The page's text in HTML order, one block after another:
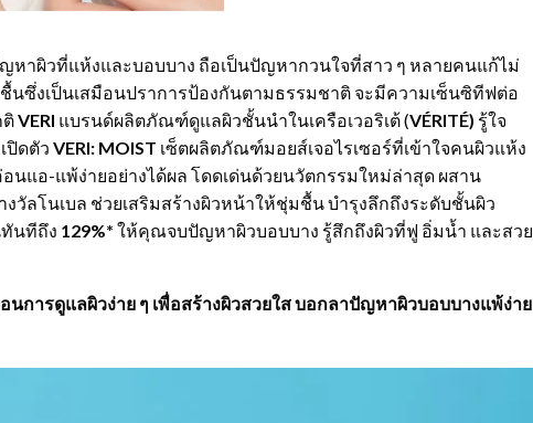
หาผิวที่แห้งและบอบบาง ถือเป็นปัญหากวนใจที่สาว ๆ หลายคนแก้ไม่
ซึ่งเป็นเสมือนปราการป้องกันตามธรรมชาติ จะมีความเซ็นซิทีฟต่อ
ติVERI แบรนด์ผลิตภัณฑ์ดูแลผิวชั้นนำในเครือเวอริเต้ (VÉRITÉ) รู้ใจ
ปิดตัว VERI: MOIST เซ็ตผลิตภัณฑ์มอยส์เจอไรเซอร์ที่เข้าใจคนผิวแห้ง
นแอ-แพ้ง่ายอย่างได้ผล โดดเด่นด้วยนวัตกรรมใหม่ล่าสุด ผสาน
งวัลโนเบล ช่วยเสริมสร้างผิวหน้าให้ชุ่มชื้น บำรุงลึกถึงระดับชั้นผิว
นทีถึง 129%* ให้คุณจบปัญหาผิวบอบบาง รู้สึกถึงผิวที่ฟู อิ่มน้ำ และสวย
นการดูแลผิวง่าย ๆ เพื่อสร้างผิวสวยใส บอกลาปัญหาผิวบอบบางแพ้ง่าย